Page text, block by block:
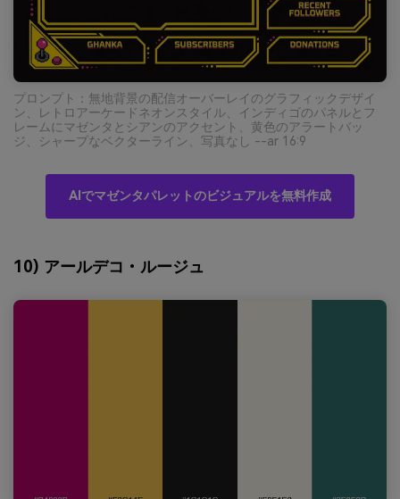
プロンプト：無地背景の配信オーバーレイのグラフィックデザイ
ン、レトロアーケードネオンスタイル、インディゴのパネルとフ
レームにマゼンタとシアンのアクセント、黄色のアラートバッ
ジ、シャープなベクターライン、写真なし --ar 16:9
AIでマゼンタパレットのビジュアルを無料作成
10) アールデコ・ルージュ